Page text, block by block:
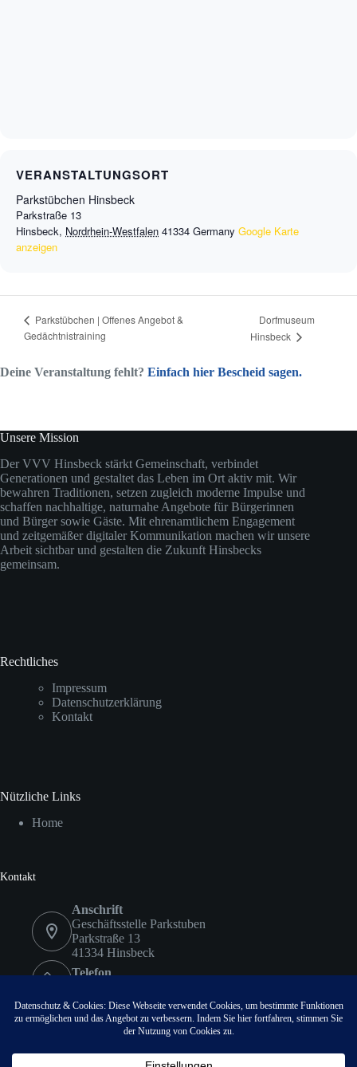
VERANSTALTUNGSORT
Parkstübchen Hinsbeck
Parkstraße 13
Hinsbeck, Nordrhein-Westfalen 41334 Germany Google Karte
anzeigen
Parkstübchen | Offenes Angebot &
Gedächtnistraining
Dorfmuseum
Hinsbeck
Deine Veranstaltung fehlt? Einfach hier Bescheid sagen.
Unsere Mission
Der VVV Hinsbeck stärkt Gemeinschaft, verbindet
Generationen und gestaltet das Leben im Ort aktiv mit. Wir
bewahren Traditionen, setzen zugleich moderne Impulse und
schaffen nachhaltige, naturnahe Angebote für Bürgerinnen
und Bürger sowie Gäste. Mit ehrenamtlichem Engagement
und zeitgemäßer digitaler Kommunikation machen wir unsere
Arbeit sichtbar und gestalten die Zukunft Hinsbecks
gemeinsam.
Rechtliches
Impressum
Datenschutzerklärung
Kontakt
Nützliche Links
Home
Kontakt
Anschrift
Geschäftsstelle Parkstuben
Parkstraße 13
41334 Hinsbeck
Telefon
Fax
02153 9578418
Email: